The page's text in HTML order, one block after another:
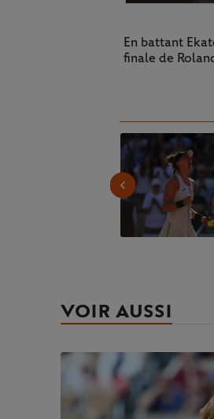
En battant
finale de
VOIR AUSSI